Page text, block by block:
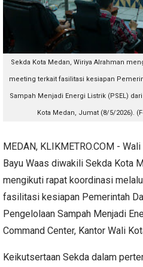
Sekda Kota Medan, Wiriya Alrahman
meeting terkait fasilitasi kesiapan
Sampah Menjadi Energi Listrik (PSEL)
Kota Medan, Jumat (8/5/2026).
MEDAN, KLIKMETRO.COM -
Bayu Waas diwakili Sekda Kota
mengikuti rapat koordinasi
fasilitasi kesiapan Pemerintah
Pengelolaan Sampah Menjadi
Command Center, Kantor Wali
Keikutsertaan Sekda dalam